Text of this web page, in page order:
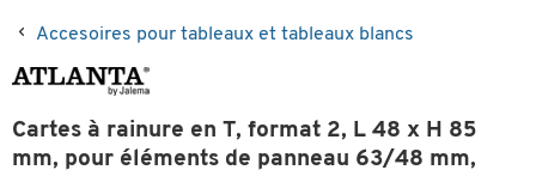
Accesoires pour tableaux et tableaux blancs
Cartes à rainure en T, format 2, L 48 x H 85
mm, pour éléments de panneau 63/48 mm,